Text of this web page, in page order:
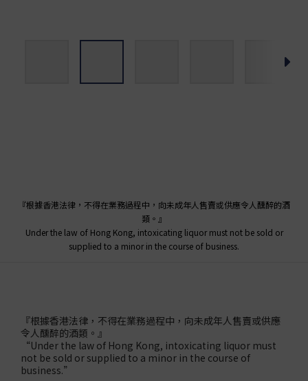
『根據香港法律，不得在業務過程中，向未成年人售賣或供應令人醺醉的酒
類。』
Under the law of Hong Kong, intoxicating liquor must not be sold or
supplied to a minor in the course of business.
『根據香港法律，不得在業務過程中，向未成年人售賣或供應
令人醺醉的酒類。』
“Under the law of Hong Kong, intoxicating liquor must
not be sold or supplied to a minor in the course of
business.”